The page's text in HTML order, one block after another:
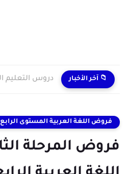
📁 آخر الأخبار
فروض اللغة العربية المستوى الرابع
فروض المرحلة